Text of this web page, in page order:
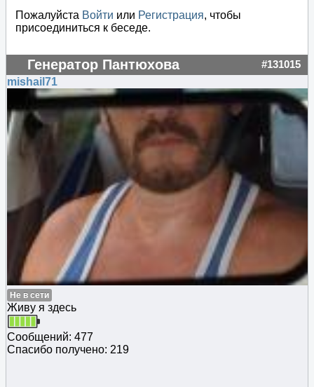
Пожалуйста Войти или Регистрация, чтобы
присоединиться к беседе.
Генератор Пантюхова #131015
mishail71
Не в сети
Живу я здесь
Сообщений: 477
Спасибо получено: 219